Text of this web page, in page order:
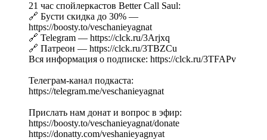
21 час спойлеркастов Better Call Saul:
🔗 Бусти скидка до 30% —
https://boosty.to/veschanieyagnat
🔗 Telegram — https://clck.ru/3Arjxq
🔗 Патреон — https://clck.ru/3TBZCu
Вся информация о подписке: https://clck.ru/3TFAPv
Телеграм-канал подкаста:
https://telegram.me/veschanieyagnat
Прислать нам донат и вопрос в эфир:
https://boosty.to/veschanieyagnat/donate
https://donatty.com/veshanieyagnyat